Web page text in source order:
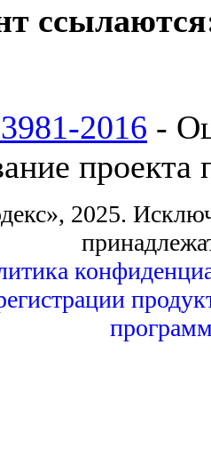
2016 -
проекта
2025.